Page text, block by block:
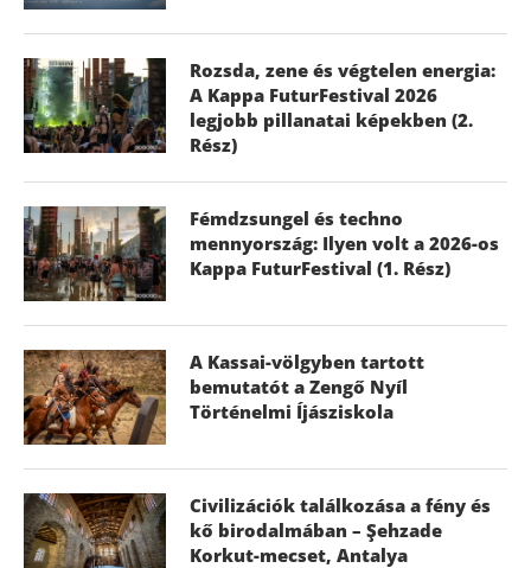
Rozsda, zene és végtelen energia:
A Kappa FuturFestival 2026
legjobb pillanatai képekben (2.
Rész)
Fémdzsungel és techno
mennyország: Ilyen volt a 2026-os
Kappa FuturFestival (1. Rész)
A Kassai-völgyben tartott
bemutatót a Zengő Nyíl
Történelmi Íjásziskola
Civilizációk találkozása a fény és
kő birodalmában – Şehzade
Korkut-mecset, Antalya